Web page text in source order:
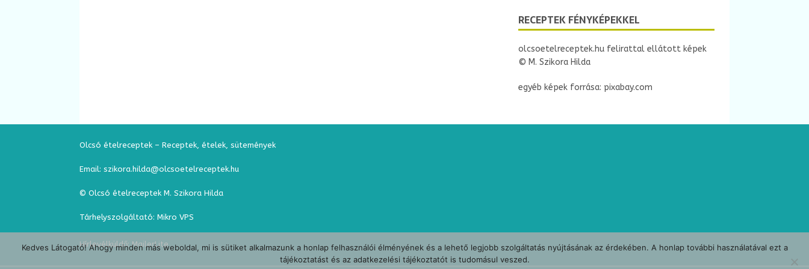
n
d
y
RECEPTEK FÉNYKÉPEKKEL
olcsoetelreceptek.hu felirattal ellátott képek
© M. Szikora Hilda
egyéb képek forrása: pixabay.com
Olcsó ételreceptek – Receptek, ételek, sütemények
Email: szikora.hilda@olcsoetelreceptek.hu
© Olcsó ételreceptek M. Szikora Hilda
Tárhelyszolgáltató: Mikro VPS
Hírlevélküldő: MailerLite
Kedves Látogató! Ahogy minden más weboldal, mi is sütiket alkalmazunk a honlap felhasználói élményének és a lehető legjobb szolgáltatás nyújtásának az érdekében. A honlap további használatával ezt a
tájékoztatást és az adatkezelési tájékoztatót is tudomásul veszed.